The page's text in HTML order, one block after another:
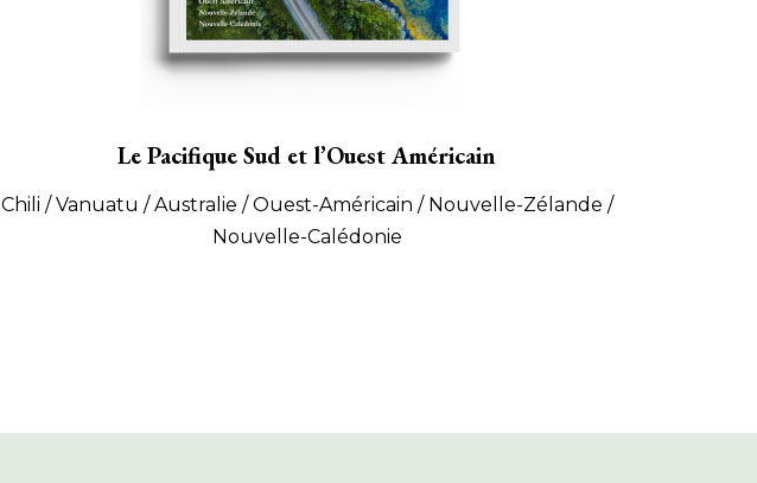
Le Pacifique Sud et l’Ouest Américain
Chili / Vanuatu / Australie / Ouest-Américain / Nouvelle-Zélande /
Nouvelle-Calédonie